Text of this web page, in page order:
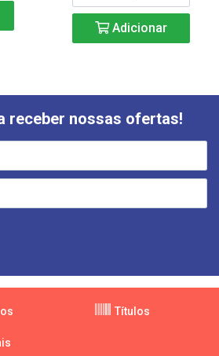
Adicionar
receber nossas ofertas!
Títulos